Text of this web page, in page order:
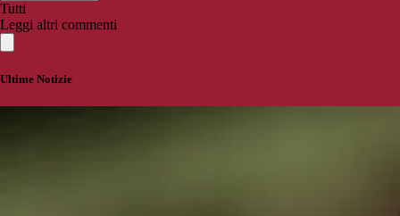
Tutti
Leggi altri commenti
Ultime Notizie